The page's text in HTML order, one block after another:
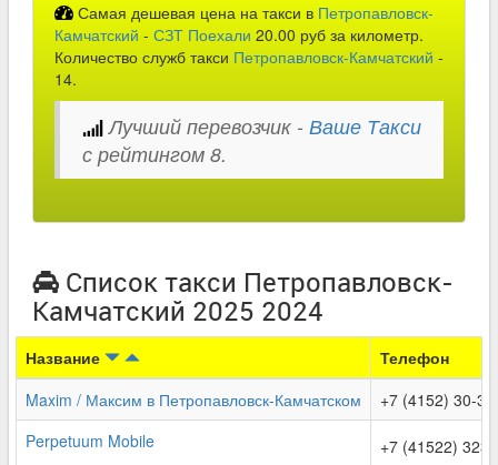
Самая дешевая цена на такси в Петропавловск-
Камчатский - СЗТ Поехали 20.00 руб за километр.
Количество служб такси Петропавловск-Камчатский -
14.
Лучший перевозчик - Ваше Такси
с рейтингом 8.
Список такси Петропавловск-
Камчатский 2025 2024
Название
Телефон
Maxim / Максим в Петропавловск-Камчатском
+7 (4152) 30-
Perpetuum Mobile
+7 (41522)